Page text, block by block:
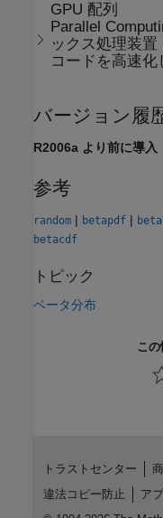
GPU 配列
Parallel
ックス処理装置
コードを高速化
バージョン履
R2006a より前に導入
参考
random | betapdf |
betacdf
トピック
ベータ分布
こ
トラストセンター
違法コピー防止
ア